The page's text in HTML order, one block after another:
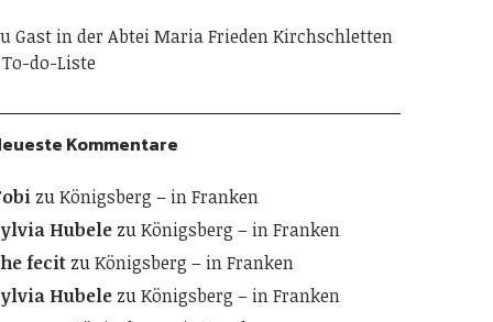
Gast in der Abtei Maria Frieden Kirchschletten
To-do-Liste
Kommentare
zuKönigsberg – in Franken
HubelezuKönigsberg – in Franken
fecitzuKönigsberg – in Franken
HubelezuKönigsberg – in Franken